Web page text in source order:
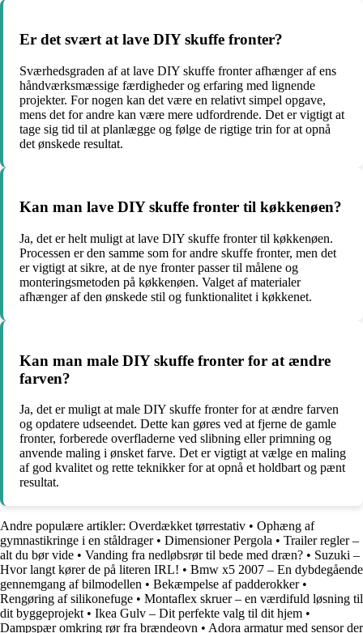
Er det svært at lave DIY skuffe fronter?
Sværhedsgraden af at lave DIY skuffe fronter afhænger af ens
håndværksmæssige færdigheder og erfaring med lignende
projekter. For nogen kan det være en relativt simpel opgave,
mens det for andre kan være mere udfordrende. Det er vigtigt at
tage sig tid til at planlægge og følge de rigtige trin for at opnå
det ønskede resultat.
Kan man lave DIY skuffe fronter til køkkenøen?
Ja, det er helt muligt at lave DIY skuffe fronter til køkkenøen.
Processen er den samme som for andre skuffe fronter, men det
er vigtigt at sikre, at de nye fronter passer til målene og
monteringsmetoden på køkkenøen. Valget af materialer
afhænger af den ønskede stil og funktionalitet i køkkenet.
Kan man male DIY skuffe fronter for at ændre
farven?
Ja, det er muligt at male DIY skuffe fronter for at ændre farven
og opdatere udseendet. Dette kan gøres ved at fjerne de gamle
fronter, forberede overfladerne ved slibning eller primning og
anvende maling i ønsket farve. Det er vigtigt at vælge en maling
af god kvalitet og rette teknikker for at opnå et holdbart og pænt
resultat.
Andre populære artikler: Overdækket tørrestativ • Ophæng af
gymnastikringe i en ståldrager• Dimensioner Pergola • Trailer regler –
alt du bør vide • Vanding fra nedløbsrør til bede med dræn? • Suzuki –
Hvor langt kører de på literen IRL! • Bmw x5 2007 – En dybdegående
gennemgang af bilmodellen • Bekæmpelse af padderokker•
Rengøring af silikonefuge • Montaflex skruer – en værdifuld løsning til
dit byggeprojekt • Ikea Gulv – Dit perfekte valg til dit hjem •
Dampspær omkring rør fra brændeovn • Adora armatur med sensor der